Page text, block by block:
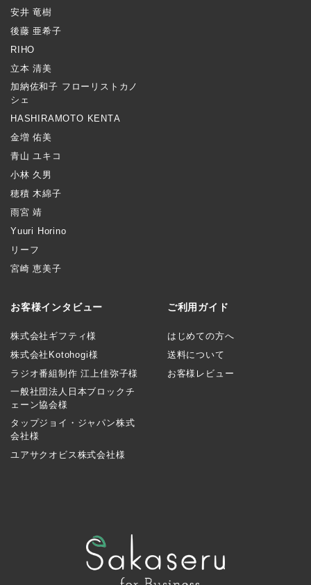
安井 竜樹
後藤 亜希子
RIHO
立本 清美
加納佐和子 フローリストカノ
シェ
HASHIRAMOTO KENTA
金増 佑美
青山 ユキコ
小林 久男
穂積 木綿子
雨宮 靖
Yuuri Horino
リーフ
宮崎 恵美子
お客様インタビュー
株式会社ギフティ様
株式会社Kotohogi様
ラジオ番組制作 江上佳弥子様
一般社団法人日本ブロックチ
ェーン協会様
タップジョイ・ジャパン株式
会社様
ユアサクオビス株式会社様
ご利用ガイド
はじめての方へ
送料について
お客様レビュー